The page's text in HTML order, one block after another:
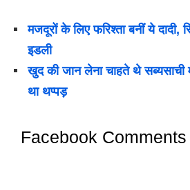
मजदूरों के लिए फरिश्ता बनीं ये दादी,
इडली
खुद की जान लेना चाहते थे सब्यसाची
था थप्पड़
Facebook Comments